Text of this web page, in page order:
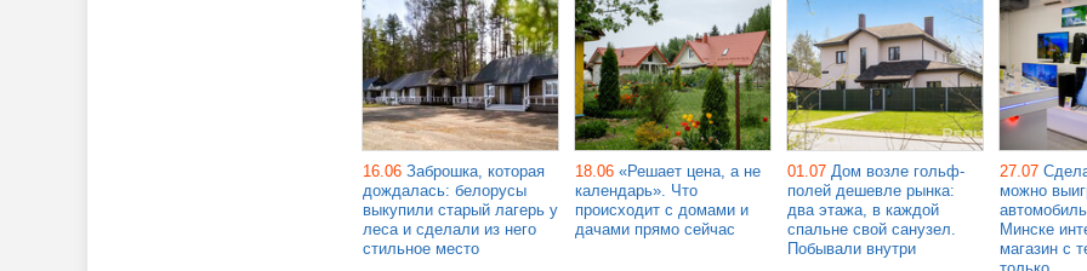
16.06 Заброшка, которая
дождалась: белорусы
выкупили старый лагерь у
леса и сделали из него
стильное место
18.06 «Решает цена, а не
календарь». Что
происходит с домами и
дачами прямо сейчас
01.07 Дом возле гольф-
полей дешевле рынка:
два этажа, в каждой
спальне свой санузел.
Побывали внутри
27.07
можно
Минске
магазин с